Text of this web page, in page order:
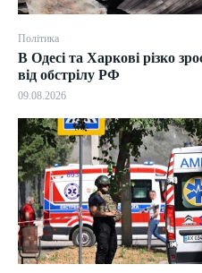
Політика
В Одесі та Харкові різко
від обстрілу РФ
09.08.2026